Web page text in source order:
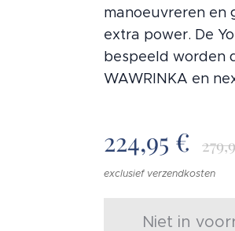
manoeuvreren en
extra power. De
bespeeld worden
WAWRINKA en
224,95 €
exclusief verzendkosten
Niet in